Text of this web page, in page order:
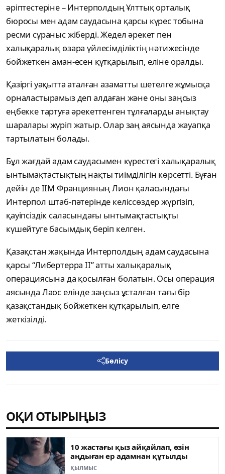
әріптестеріне – Интерполдың Ұлттық орталық
бюросы мен адам саудасына қарсы күрес тобына
ресми сұраныс жіберді. Жедел әрекет пен
халықаралық өзара үйлесімділіктің нәтижесінде
бойжеткен аман-есен құтқарылып, еліне оралды.
Қазіргі уақытта аталған азаматты шетелге жұмысқа
орналастырамыз деп алдаған және оны заңсыз
еңбекке тартуға әрекеттенген тұлғаларды анықтау
шаралары жүріп жатыр. Олар заң аясында жауапқа
тартылатын болады.
Бұл жағдай адам саудасымен күрестегі халықаралық
ынтымақтастықтың нақты тиімділігін көрсетті. Бұған
дейін де ІІМ Францияның Лион қаласындағы
Интерпол штаб-пәтерінде келіссөздер жүргізіп,
қауіпсіздік саласындағы ынтымақтастықты
күшейтуге басымдық беріп келген.
Қазақстан жақында Интерполдың адам саудасына
қарсы “Либертерра II” атты халықаралық
операциясына да қосылған болатын. Осы операция
аясында Лаос елінде заңсыз ұсталған тағы бір
қазақстандық бойжеткен құтқарылып, елге
жеткізілді.
Бөлісу
ОҚИ ОТЫРЫҢЫЗ
10 жастағы қыз айқайлап, өзін
аңдыған ер адамнан құтылды
ҚЫЛМЫС